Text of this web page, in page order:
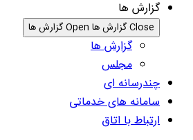
گزارش ها
Close گزارش ها Open گزارش ها
گزارش ها
مجلس
چندرسانه ای
سامانه های خدماتی
ارتباط با اتاق